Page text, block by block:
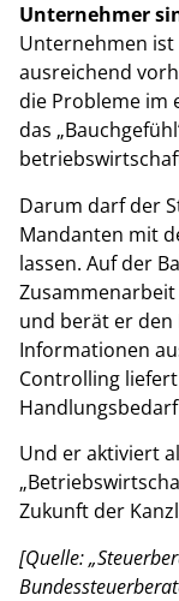
Unternehmer
Unternehmen
ausreichend
die Probleme im
das
Darum darf der
Mandanten mit
lassen. Auf der
und berät er
Informationen
Controlling
Und er aktiviert
Zukunft der
[Quelle: